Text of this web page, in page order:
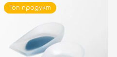
Топ продукт